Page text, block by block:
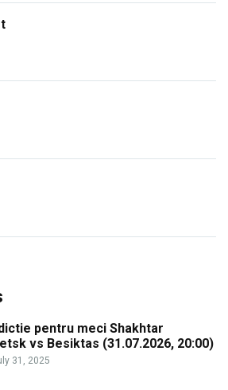
pentru meci Shakhtar
vs Besiktas (31.07.2026, 20:00)
31, 2025